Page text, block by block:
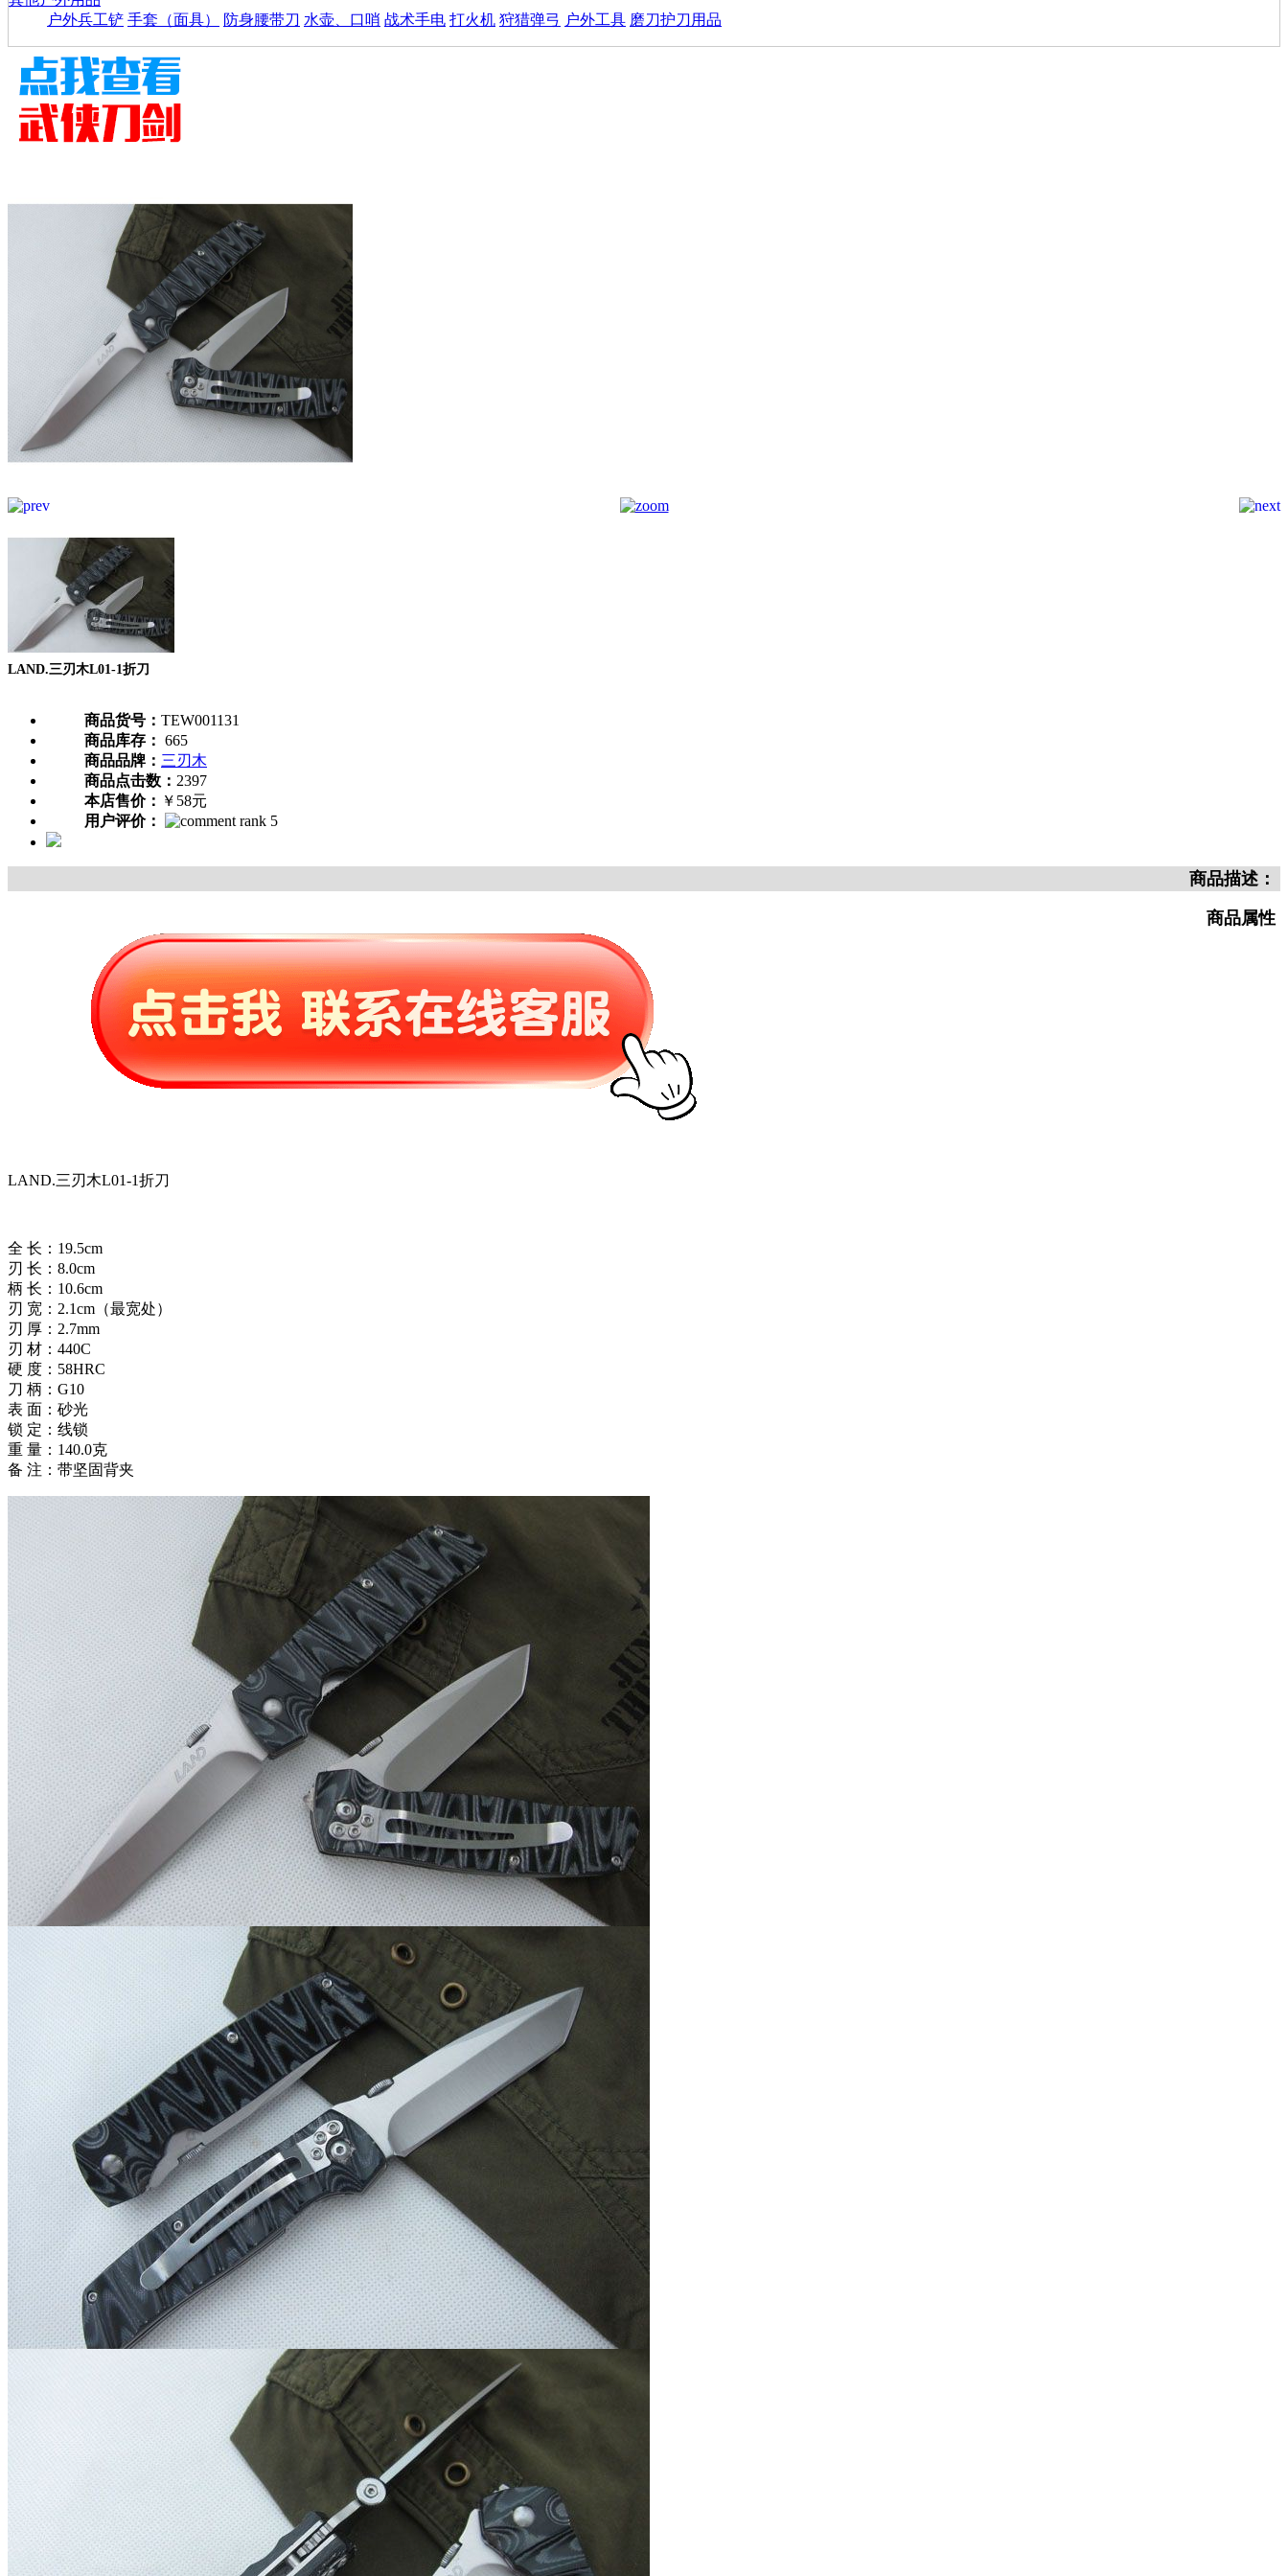
户外兵工铲 手套（面具） 防身腰带刀 水壶、口哨 战术手电 打火机 狩猎弹弓 户外工具 磨刀护刀用品
LAND.三刃木L01-1折刀
商品货号： TEW001131
商品库存： 665
商品品牌： 三刃木
商品点击数： 2397
本店售价： ￥58元
用户评价：
商品描述：
商品属性
LAND.三刃木L01-1折刀
全 长：19.5cm
刃 长：8.0cm
柄 长：10.6cm
刃 宽：2.1cm（最宽处）
刃 厚：2.7mm
刃 材：440C
硬 度：58HRC
刀 柄：G10
表 面：砂光
锁 定：线锁
重 量：140.0克
备 注：带坚固背夹